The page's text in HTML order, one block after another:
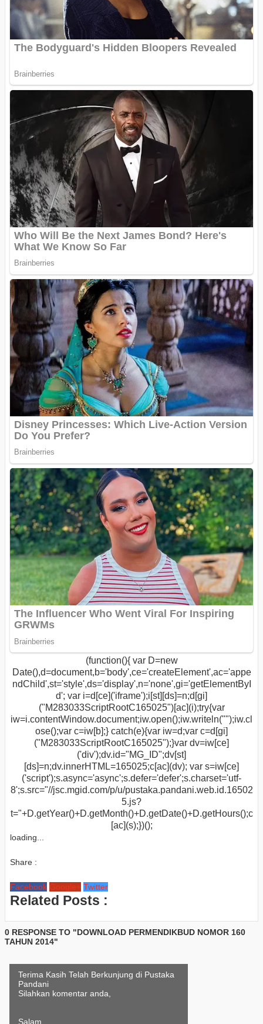
(function(){ var D=new
Date(),d=document,b='body',ce='createElement',ac='appe
ndChild',st='style',ds='display',n='none',gi='getElementByI
d'; var i=d[ce]('iframe');i[st][ds]=n;d[gi]
("M283033ScriptRootC165025")[ac](i);try{var
iw=i.contentWindow.document;iw.open();iw.writeln("");iw.cl
ose();var c=iw[b];} catch(e){var iw=d;var c=d[gi]
("M283033ScriptRootC165025");}var dv=iw[ce]
('div');dv.id="MG_ID";dv[st]
[ds]=n;dv.innerHTML=165025;c[ac](dv); var s=iw[ce]
('script');s.async='async';s.defer='defer';s.charset='utf-
8';s.src="//jsc.mgid.com/p/u/pustaka.pandani.web.id.16502
5.js?
t="+D.getYear()+D.getMonth()+D.getDate()+D.getHours();c
[ac](s);})();
loading...
Share :
Facebook Google+ Twitter
Related Posts :
0 RESPONSE TO "DOWNLOAD PERMENDIKBUD NOMOR 160
TAHUN 2014"
Terima Kasih Telah Berkunjung di Pustaka
Pandani
Silahkan komentar anda,
Salam